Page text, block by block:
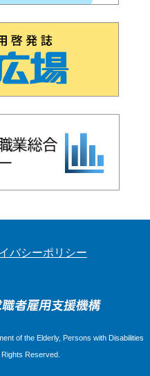
バシーポリシー
of the Elderly, Persons with Disabilities
Reserved.